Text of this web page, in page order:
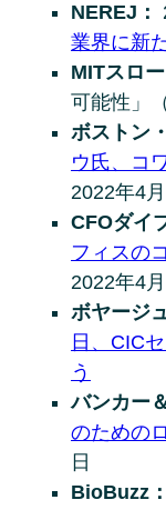
NEREJ：
業界に新
MITスロー
可能性」
ボストン
ウ氏、コ
2022年4
CFOダイ
フィスの
2022年4
ボヤージ
日、CIC
う
バンカー
のための
日
BioBuzz：